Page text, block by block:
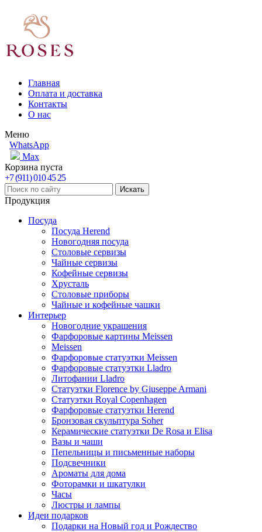
Главная
Оплата и доставка
Контакты
О нас
Меню
WhatsApp
Max
Корзина пуста
+7 (911) 010 45 25
Продукция
Посуда
Посуда Herend
Новогодняя посуда
Столовые сервизы
Чайные сервизы
Кофейные сервизы
Хрусталь
Столовые приборы
Чайные и кофейные чашки
Интерьер
Новогодние украшения
Фарфоровые картины Meissen
Meissen
Фарфоровые статуэтки Meissen
Фарфоровые статуэтки Lladro
Литофании Lladro
Статуэтки Florence by Giuseppe Armani
Статуэтки Royal Copenhagen
Фарфоровые статуэтки Herend
Бронзовая скульптура Soher
Керамические статуэтки De Rosa и Elisa
Вазы и чаши
Пепельницы и письменные наборы
Подсвечники
Ароматы для дома
Фоторамки и шкатулки
Часы
Люстры и лампы
Идеи подарков
Подарки на Новый год и Рождество